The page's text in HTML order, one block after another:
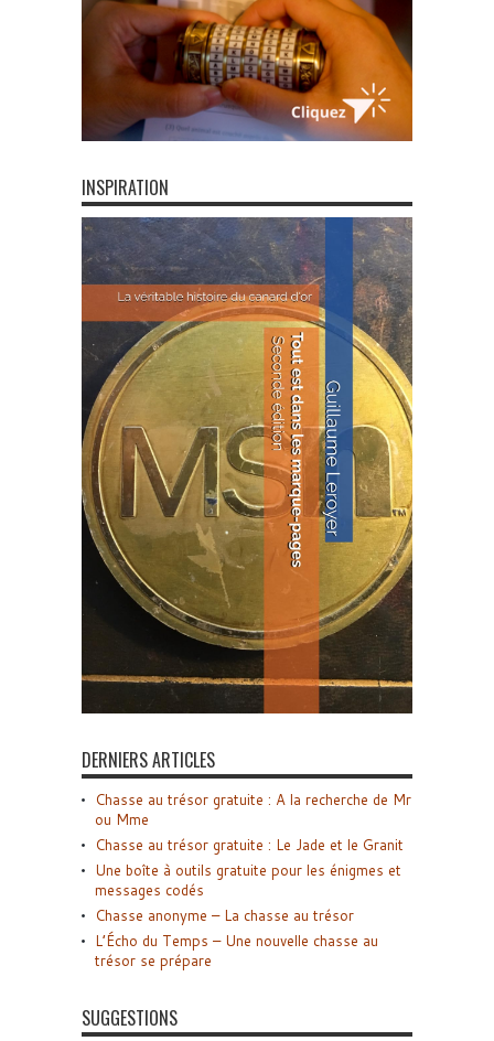
INSPIRATION
DERNIERS ARTICLES
Chasse au trésor gratuite : A la recherche de Mr
ou Mme
Chasse au trésor gratuite : Le Jade et le Granit
Une boîte à outils gratuite pour les énigmes et
messages codés
Chasse anonyme – La chasse au trésor
L’Écho du Temps – Une nouvelle chasse au
trésor se prépare
SUGGESTIONS